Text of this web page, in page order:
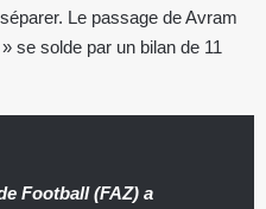
Le passage de Avram
se solde par un bilan de 11
Football (FAZ) a